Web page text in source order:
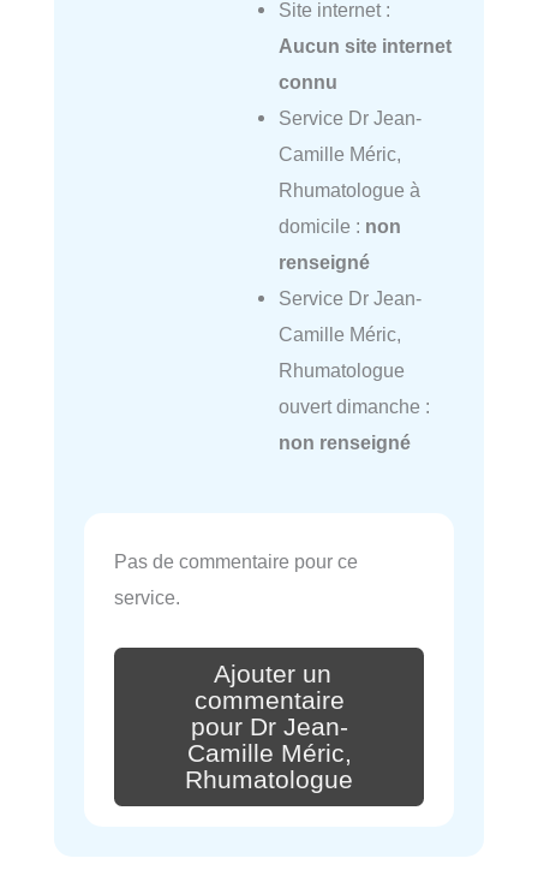
Site internet :
Aucun site internet
connu
Service Dr Jean-
Camille Méric,
Rhumatologue à
domicile : non
renseigné
Service Dr Jean-
Camille Méric,
Rhumatologue
ouvert dimanche :
non renseigné
Pas de commentaire pour ce
service.
Ajouter un
commentaire
pour Dr Jean-
Camille Méric,
Rhumatologue